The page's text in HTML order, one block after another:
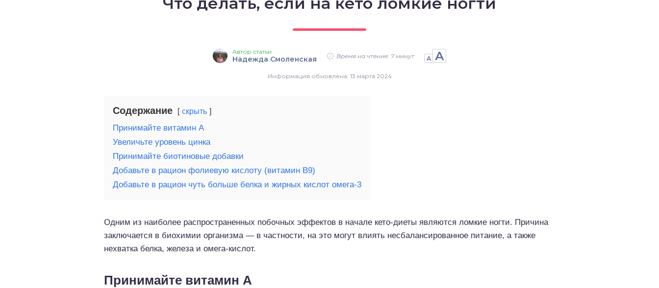
Автор статьи
Надежда Смоленская Время на чтение: 7 минут А А
Информация обновлена: 13 марта 2024
Содержание скрыть
Принимайте витамин А
Увеличьте уровень цинка
Принимайте биотиновые добавки
Добавьте в рацион фолиевую кислоту (витамин B9)
Добавьте в рацион чуть больше белка и жирных кислот омега-3
Одним из наиболее распространенных побочных эффектов в начале кето-диеты являются ломкие ногти. Причина
заключается в биохимии организма — в частности, на это могут влиять несбалансированное питание, а также
нехватка белка, железа и омега-кислот.
Принимайте витамин А